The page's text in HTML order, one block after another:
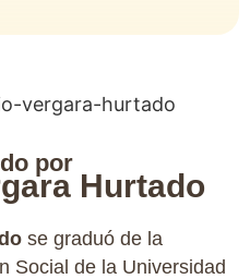
por
Hurtado
se graduó de la
Social de la Universidad